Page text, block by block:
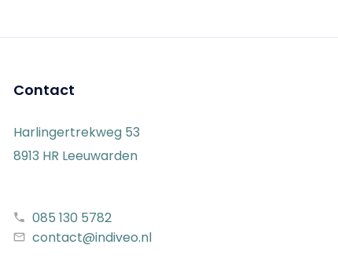
Contact
Harlingertrekweg 53
8913 HR Leeuwarden
085 130 5782
contact@indiveo.nl